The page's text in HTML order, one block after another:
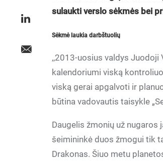
sulaukti verslo sėkmės bei
Sėkmė laukia darbštuolių
,,2013-uosius valdys
kalendoriumi viską
viską gerai apgalvoti ir
būtina vadovautis taisykle
Daugelis žmonių už
šeimininkė duos žmogui tik
Drakonas. Šiuo metu